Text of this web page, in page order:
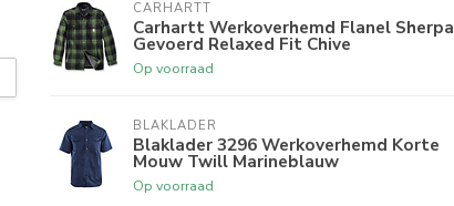
CARHARTT
Carhartt Werkoverhemd Flanel Sherpa
Gevoerd Relaxed Fit Chive
Op voorraad
BLAKLADER
Blaklader 3296 Werkoverhemd Korte
Mouw Twill Marineblauw
Op voorraad